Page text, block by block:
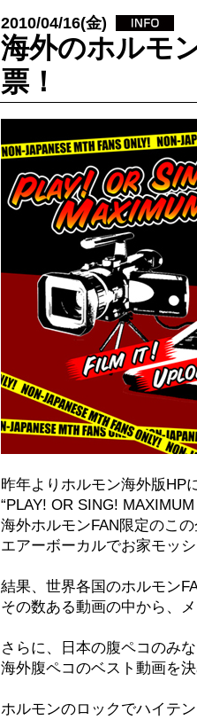
2010/04/16(金)
海外のホルモ
票！
昨年よりホルモン海外版HP
“PLAY! OR SING!
海外ホルモンFAN限定のこ
エアーボーカルでお家モッ
結果、世界各国のホルモン
その数ある動画の中から、
さらに、日本の腹ペコのみ
海外腹ペコのベスト動画を
ホルモンのロックでハイテ